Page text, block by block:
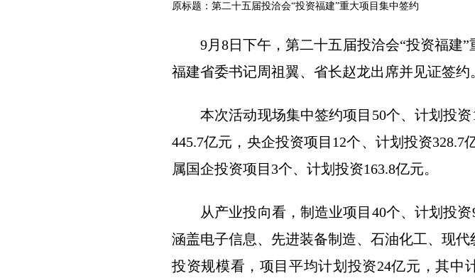
原标题：第二十五届投洽会“投资福建”重大项目集中签约
9月8日下午，第二十五届投洽会“投资福建
福建省委书记周祖翼、省长赵龙出席并见证签约
本次活动现场集中签约项目50个、计划投
445.7亿元，央企投资项目12个、计划投资
属国企投资项目3个、计划投资163.8亿元。
从产业投向看，制造业项目40个、计划投
涵盖电子信息、先进装备制造、石油化工、现
投资规模看，项目平均计划投资24亿元，其中